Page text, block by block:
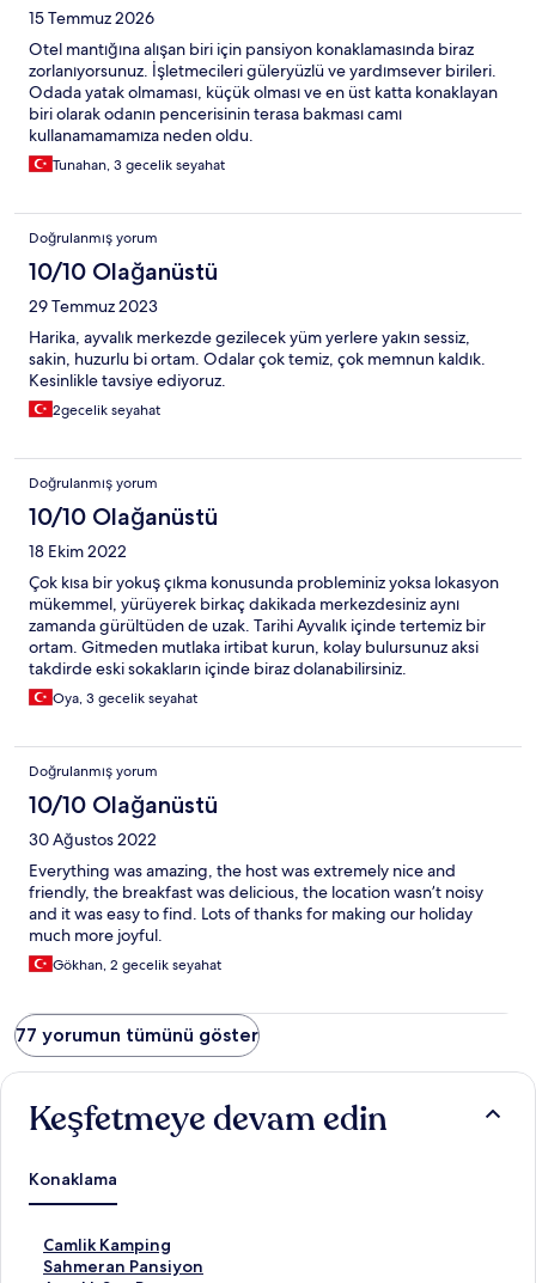
15 Temmuz 2026
Otel mantığına alışan biri için pansiyon konaklamasında biraz
zorlanıyorsunuz. İşletmecileri güleryüzlü ve yardımsever birileri.
Odada yatak olmaması, küçük olması ve en üst katta konaklayan
biri olarak odanın pencerisinin terasa bakması camı
kullanamamamıza neden oldu.
Tunahan, 3 gecelik seyahat
Doğrulanmış yorum
10/10 Olağanüstü
29 Temmuz 2023
Harika, ayvalık merkezde gezilecek yüm yerlere yakın sessiz,
sakin, huzurlu bi ortam. Odalar çok temiz, çok memnun kaldık.
Kesinlikle tavsiye ediyoruz.
2gecelik seyahat
Doğrulanmış yorum
10/10 Olağanüstü
18 Ekim 2022
Çok kısa bir yokuş çıkma konusunda probleminiz yoksa lokasyon
mükemmel, yürüyerek birkaç dakikada merkezdesiniz aynı
zamanda gürültüden de uzak. Tarihi Ayvalık içinde tertemiz bir
ortam. Gitmeden mutlaka irtibat kurun, kolay bulursunuz aksi
takdirde eski sokakların içinde biraz dolanabilirsiniz.
Oya, 3 gecelik seyahat
Doğrulanmış yorum
10/10 Olağanüstü
30 Ağustos 2022
Everything was amazing, the host was extremely nice and
friendly, the breakfast was delicious, the location wasn’t noisy
and it was easy to find. Lots of thanks for making our holiday
much more joyful.
Gökhan, 2 gecelik seyahat
77 yorumun tümünü göster
Keşfetmeye devam edin
Konaklama
Camlik Kamping
C
a
Sahmeran Pansiyon
S